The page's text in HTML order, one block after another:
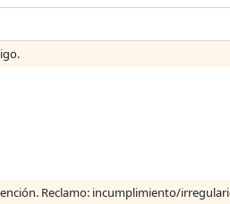
Reclamo: incumplimiento/